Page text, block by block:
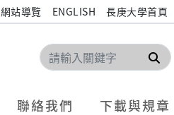
網站導覽 ENGLISH 長庚大學首頁
搜尋
聯絡我們 下載與規章